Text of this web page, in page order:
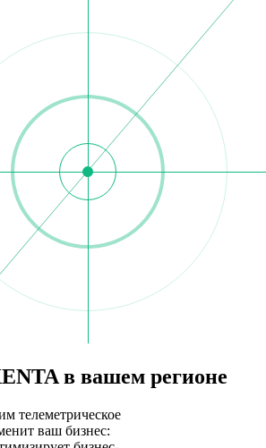
в вашем регионе
телеметрическое
ваш бизнес: